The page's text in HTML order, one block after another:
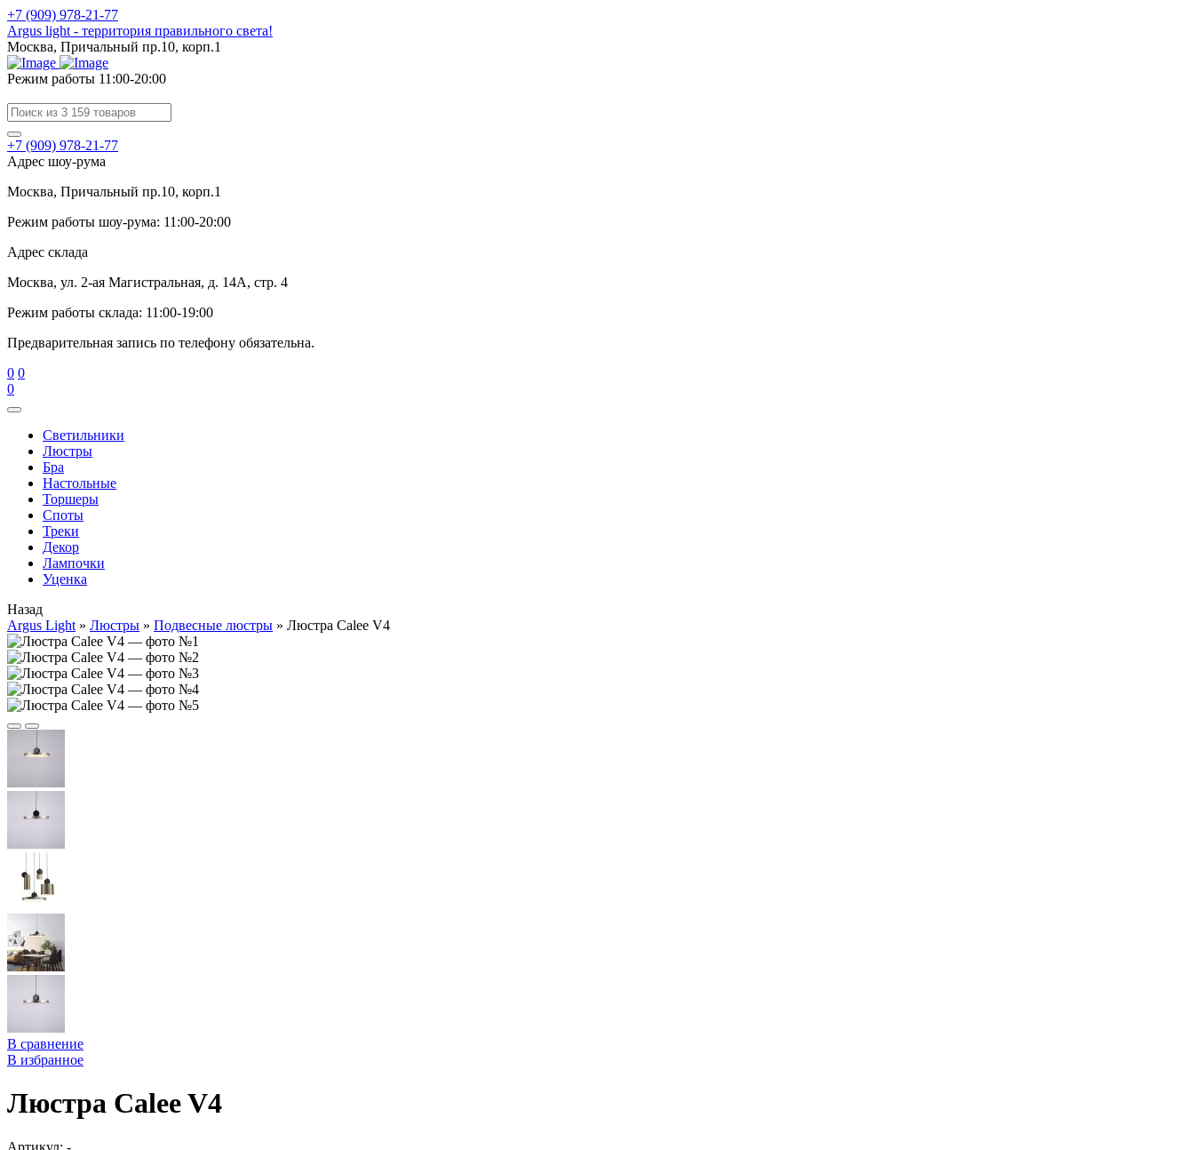
+7 (909) 978-21-77
Argus light - территория правильного света!
Москва, Причальный пр.10, корп.1
Режим работы 11:00-20:00
+7 (909) 978-21-77
Адрес шоу-рума
Москва, Причальный пр.10, корп.1
Режим работы шоу-рума: 11:00-20:00
Адрес склада
Москва, ул. 2-ая Магистральная, д. 14А, стр. 4
Режим работы склада: 11:00-19:00
Предварительная запись по телефону обязательна.
0 0
0
Cветильники
Люстры
Бра
Настольные
Торшеры
Споты
Треки
Декор
Лампочки
Уценка
Назад
Argus Light » Люстры » Подвесные люстры » Люстра Calee V4
В сравнение
В избранное
Люстра Calee V4
Артикул: -